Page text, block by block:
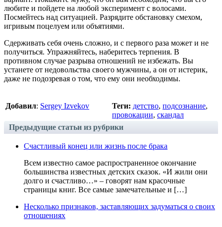
любите и пойдете на любой эксперимент с волосами.
Посмейтесь над ситуацией. Разрядите обстановку смехом,
игривым поцелуем или объятиями.
Сдерживать себя очень сложно, и с первого раза может и не
получиться. Упражняйтесь, наберитесь терпения. В
противном случае разрыва отношений не избежать. Вы
устанете от недовольства своего мужчины, а он от истерик,
даже не подозревая о том, что ему они необходимы.
Добавил: Sergey Izvekov Теги: детство, подсознание,
провокации, скандал
Предыдущие статьи из рубрики
Счастливый конец или жизнь после брака
Всем известно самое распространенное окончание
большинства известных детских сказок. «И жили они
долго и счастливо…» – говорят нам красочные
страницы книг. Все самые замечательные и […]
Несколько признаков, заставляющих задуматься о своих
отношениях